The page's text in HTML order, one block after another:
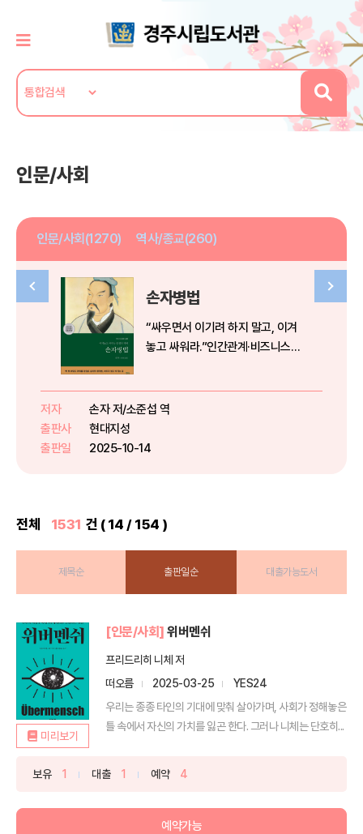
인문/사회
인문/사회(1270) 역사/종교(260)
손자병법
“싸우면서 이기려 하지 말고, 이겨
놓고 싸워라.”인간관계·비즈니스·
텔링과 명화 이미지로 만나는 가장
일론 머스크, 손정의가 꼽은 인생...
저자
손자 저/소준섭 역
출판사
현대지성
출판일
2025-10-14
전체 1531 건 ( 14 / 154 )
제목순 출판일순 대출가능도서
미리보기
[인문/사회] 위버멘쉬
프리드리히 니체 저
떠오름
2025-03-25
YES24
우리는 종종 타인의 기대에 맞춰 살아가며, 사회가 정해놓은
틀 속에서 자신의 가치를 잃곤 한다. 그러나 니체는 단호히...
보유 1 대출 1 예약 4
예약가능